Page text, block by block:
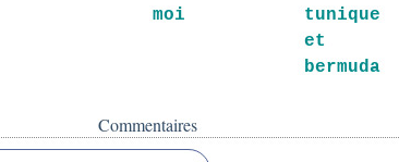
moi
et
bermuda
Commentaires